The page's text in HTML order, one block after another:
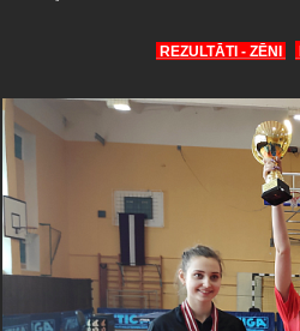
REZULTĀTI - ZĒNI